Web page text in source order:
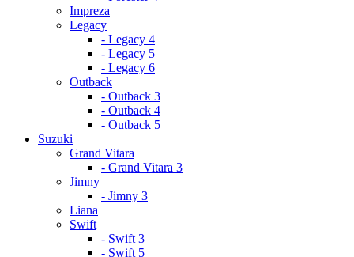
Impreza
Legacy
- Legacy 4
- Legacy 5
- Legacy 6
Outback
- Outback 3
- Outback 4
- Outback 5
Suzuki
Grand Vitara
- Grand Vitara 3
Jimny
- Jimny 3
Liana
Swift
- Swift 3
- Swift 5